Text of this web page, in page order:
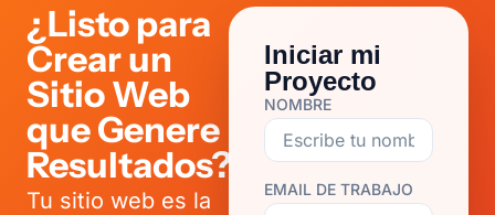
¿Listo para
Crear un
Sitio Web
que Genere
Resultados?
Tu sitio web es la
Iniciar mi
Proyecto
NOMBRE
EMAIL DE TRABAJO